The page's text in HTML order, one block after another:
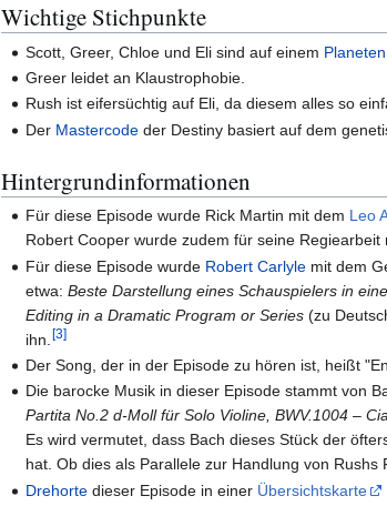
Wichtige Stichpunkte
Scott, Greer, Chloe und Eli sind auf einem Planeten
Greer leidet an Klaustrophobie.
Rush ist eifersüchtig auf Eli, da diesem alles so
Der Mastercode der Destiny basiert auf dem
Hintergrundinformationen
Für diese Episode wurde Rick Martin mit dem Leo
Robert Cooper wurde zudem für seine Regiearbeit
Für diese Episode wurde Robert Carlyle mit dem
etwa:Beste Darstellung eines Schauspielers in
Editing in a Dramatic Program or Series (zu
ihn. [3]
Der Song, der in der Episode zu hören ist, heißt
Die barocke Musik in dieser Episode stammt von
Partita No.2 d-Moll für Solo Violine, BWV.1004 –
Es wird vermutet, dass Bach dieses Stück der
hat. Ob dies als Parallele zur Handlung von Rushs
Drehorte dieser Episode in einer Übersichtskarte